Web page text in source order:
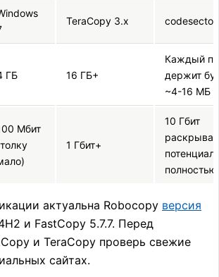
TeraCopy 3.x
ГБ 16 ГБ+
Каждый
держит
~4-16 МБ
Мбит
1 Гбит+
10 Гбит
потенциал
полностью
актуальна Robocopy версия
и FastCopy 5.7.7. Перед
и TeraCopy проверь свежие
сайтах.